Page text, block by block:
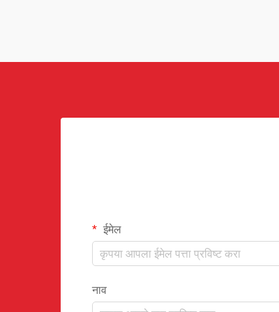
ईमेल
नाव